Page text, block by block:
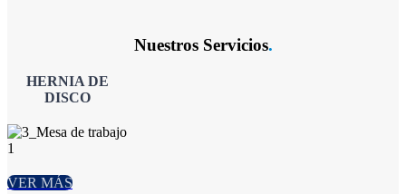
Nuestros Servicios.
HERNIA DE
DISCO
VER MÁS